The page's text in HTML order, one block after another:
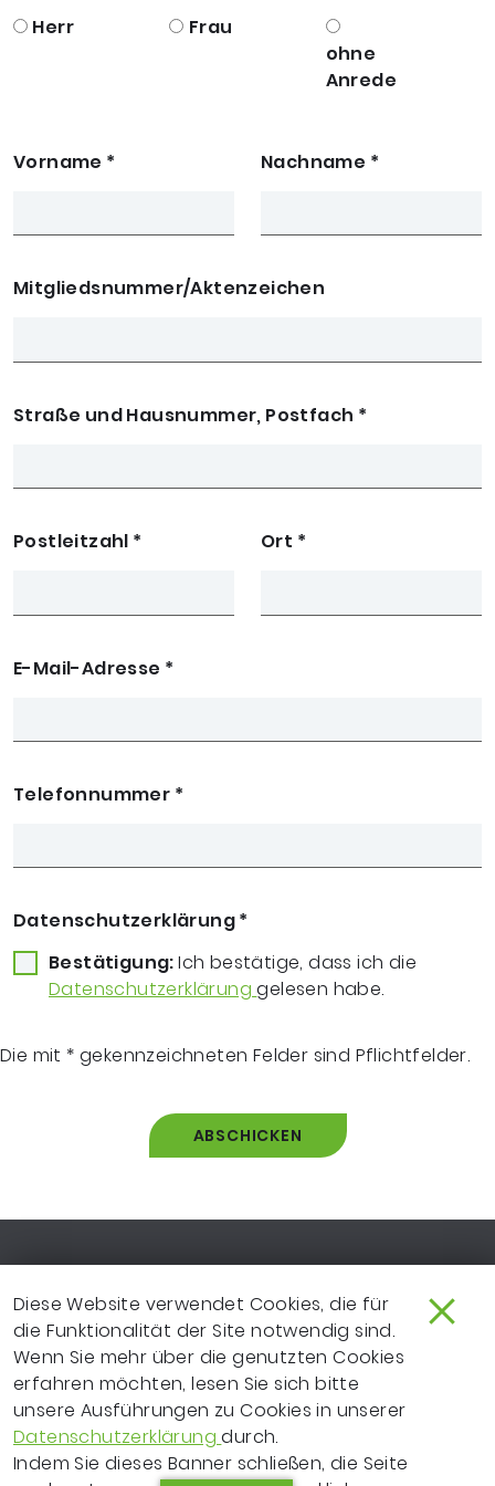
Diese Website verwendet Cookies, die für
die Funktionalität der Site notwendig sind.
Wenn Sie mehr über die genutzten Cookies
erfahren möchten, lesen Sie sich bitte
unsere Ausführungen zu Cookies in unserer
Datenschutzerklärungdurch.
Indem Sie dieses Banner schließen, die Seite
Herr
Frau
ohne
Anrede
Vorname * Nachname *
Mitgliedsnummer/Aktenzeichen
Straße und Hausnummer, Postfach *
Postleitzahl * Ort *
E-Mail-Adresse *
Telefonnummer *
Datenschutzerklärung*
Bestätigung:Ich bestätige, dass ich die
Datenschutzerklärunggelesen habe.
Die mit * gekennzeichneten Felder sind Pflichtfelder.
ABSCHICKEN
Footer-Navigation
SO ERREICHEN SIE UNS
EXTRANET
IMPRESSUM
NEWSLETTER
LEICHTE SPRACHE
DATENSCHUTZ
FRAGEN ZUR WEBSITE?
VERTRAGSPARTNER
ERKLÄRUNG ZUR